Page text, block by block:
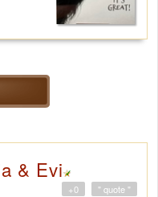
& Evi
" quote "
+0